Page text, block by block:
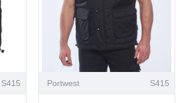
S415 Portwest S415